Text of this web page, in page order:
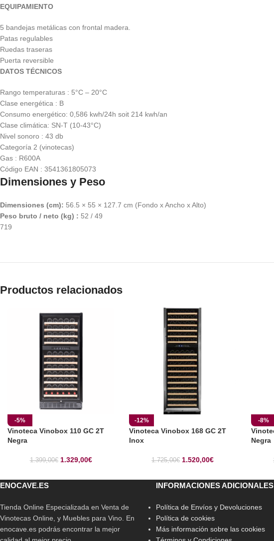
EQUIPAMIENTO
5 bandejas metálicas con frontal madera.
Patas regulables
Ruedas traseras
Puerta reversible
DATOS TÉCNICOS
Rango temperaturas : 5°C – 20°C
Clase energética : B
Consumo energético: 0,586 kwh/24h soit 214 kwh/an
Clase climática: SN-T (10-43°C)
Nivel sonoro : 43 db
Categoría 2 (vinotecas)
Gas : R600A
Código EAN : 3541361805073
Dimensiones y Peso
Dimensiones (cm): 56.5 × 55 × 127.7 cm (Fondo x Ancho x Alto)
Peso bruto / neto (kg) : 52 / 49
719
Productos relacionados
-5%
Vinoteca Vinobox 110 GC 2T
Negra
1.399,00€ 1.329,00€
-12%
Vinoteca Vinobox 168 GC 2T
Inox
1.725,00€ 1.520,00€
-8%
Negra
ENOCAVE.ES
Tienda Online Especializada en Venta de
Vinotecas Online, y Muebles para Vino. En
enocave.es podrás encontrar la mejor
INFORMACIONES ADICIONALES
Política de Envíos y Devoluciones
Política de cookies
Más información sobre las cookies